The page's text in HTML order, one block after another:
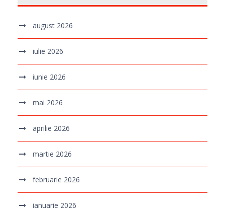
august 2026
iulie 2026
iunie 2026
mai 2026
aprilie 2026
martie 2026
februarie 2026
ianuarie 2026